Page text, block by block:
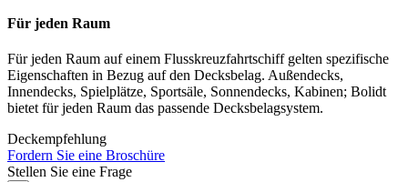
Für jeden Raum
Für jeden Raum auf einem Flusskreuzfahrtschiff gelten spezifische
Eigenschaften in Bezug auf den Decksbelag. Außendecks,
Innendecks, Spielplätze, Sportsäle, Sonnendecks, Kabinen; Bolidt
bietet für jeden Raum das passende Decksbelagsystem.
Deckempfehlung
Fordern Sie eine Broschüre
Stellen Sie eine Frage